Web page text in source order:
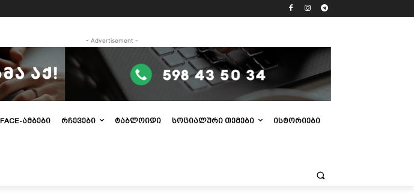
- Advertisement -
FACE-ᲐᲛᲑᲔᲑᲘ ᲠᲩᲔᲕᲔᲑᲘ ᲢᲐᲑᲚᲝᲘᲓᲘ ᲡᲝᲪᲘᲐᲚᲣᲠᲘ ᲗᲔᲛᲔᲑᲘ ᲘᲡᲢᲝᲠᲘᲔᲑᲘ